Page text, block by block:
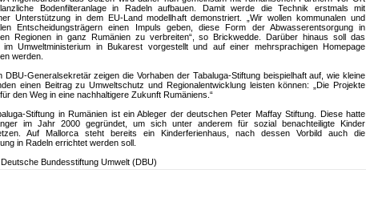
Bodenfilteranlage in Radeln aufbauen. Damit werde die Technik erstmals mit
Unterstützung in dem EU-Land modellhaft demonstriert. „Wir wollen kommunalen und
Entscheidungsträgern einen Impuls geben, diese Form der Abwasserentsorgung in
Regionen in ganz Rumänien zu verbreiten“, so Brickwedde. Darüber hinaus soll das
im Umweltministerium in Bukarest vorgestellt und auf einer mehrsprachigen Homepage
werden.
DBU-Generalsekretär zeigen die Vorhaben der Tabaluga-Stiftung beispielhaft auf, wie kleine
einen Beitrag zu Umweltschutz und Regionalentwicklung leisten können: „Die Projekte
den Weg in eine nachhaltigere Zukunft Rumäniens.“
Stiftung in Rumänien ist ein Ableger der deutschen Peter Maffay Stiftung. Diese hatte
im Jahr 2000 gegründet, um sich unter anderem für sozial benachteiligte Kinder
Auf Mallorca steht bereits ein Kinderferienhaus, nach dessen Vorbild auch die
in Radeln errichtet werden soll.
Bundesstiftung Umwelt (DBU)